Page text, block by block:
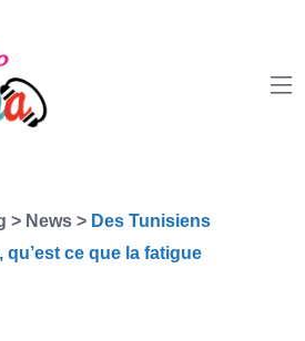
> News > Des Tunisiens
ce que la fatigue